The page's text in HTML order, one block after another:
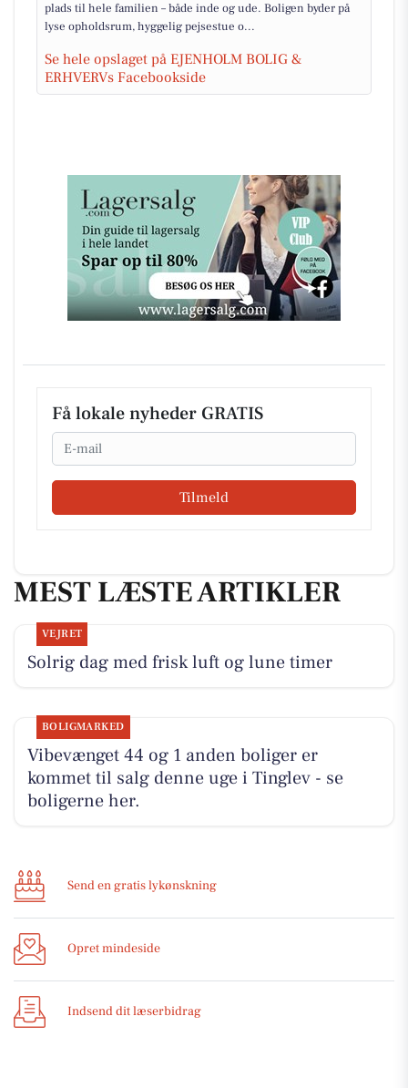
plads til hele familien – både inde og ude. Boligen byder på
lyse opholdsrum, hyggelig pejsestue o...
Se hele opslaget på EJENHOLM BOLIG &
ERHVERVs Facebookside
Få lokale nyheder GRATIS
Email
Tilmeld
MEST LÆSTE ARTIKLER
VEJRET
Solrig dag med frisk luft og lune timer
BOLIGMARKED
Vibevænget 44 og 1 anden boliger er
kommet til salg denne uge i Tinglev - se
boligerne her.
Send en gratis lykønskning
Opret mindeside
Indsend dit læserbidrag